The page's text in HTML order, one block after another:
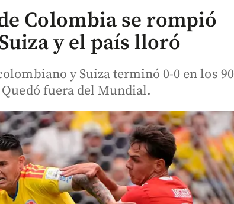
Colombia se rompió
y el país lloró
y Suiza terminó 0-0 en los 90
fuera del Mundial.